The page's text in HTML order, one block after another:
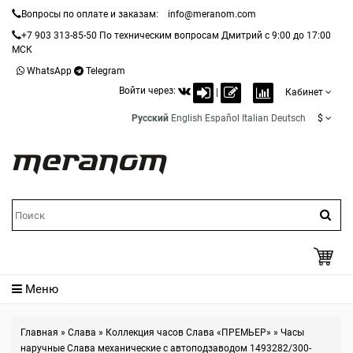
Вопросы по оплате и заказам:
info@meranom.com
+7 903 313-85-50 По техническим вопросам Дмитрий с 9:00 до 17:00
МСК
WhatsApp
Telegram
Войти через:
Кабинет
Русский English Español Italian Deutsch $
Меню
Главная » Слава » Коллекция часов Слава «ПРЕМЬЕР» » Часы
наручные Слава механические с автоподзаводом 1493282/300-